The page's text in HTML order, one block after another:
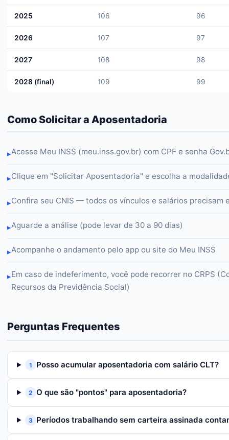
2025 106 96
2026 107 97
2027 108 98
2028 (final) 109 99
Como Solicitar a Aposentadoria
▸Acesse Meu INSS (meu.inss.gov.br) com CPF e senha
▸Clique em "Solicitar Aposentadoria" e escolha a
▸Confira seu CNIS — todos os vínculos e salários precisam
▸Aguarde a análise (pode levar de 30 a 90 dias)
▸Acompanhe o andamento pelo app ou site do Meu INSS
▸Em caso de indeferimento, você pode recorrer no CRPS
Recursos da Previdência Social)
Perguntas Frequentes
1 Posso acumular aposentadoria com salário CLT?
2 O que são "pontos" para aposentadoria?
3 Períodos trabalhando sem carteira assinada